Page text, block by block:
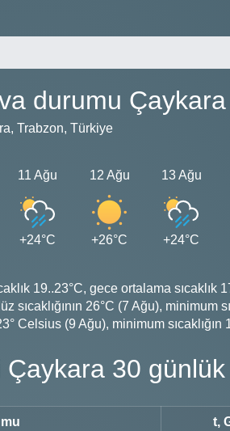
durumu Çaykara
Trabzon, Türkiye
11 Ağu
+24°C
12 Ağu
+26°C
13 Ağu
+24°C
19..23°C, gece ortalama sıcaklık
26°C (7 Ağu), minimum
Celsius (9 Ağu), minimum sıcaklığın
Çaykara 30 günlük
t,